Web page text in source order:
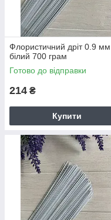
Флористичний дріт 0.9 мм ,
білий 700 грам
Готово до відправки
214 ₴
Купити